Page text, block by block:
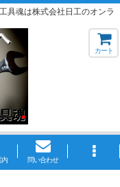
具魂は株式会社日工のオンラ
カート
内 問い合わせ